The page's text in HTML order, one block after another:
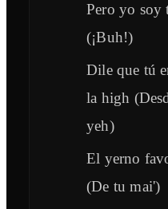
Pero yo soy
(¡Buh!)
Dile que tú
la high
yeh)
El yerno
(De tu mai')